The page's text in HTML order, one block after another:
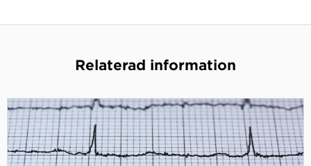
Relaterad information